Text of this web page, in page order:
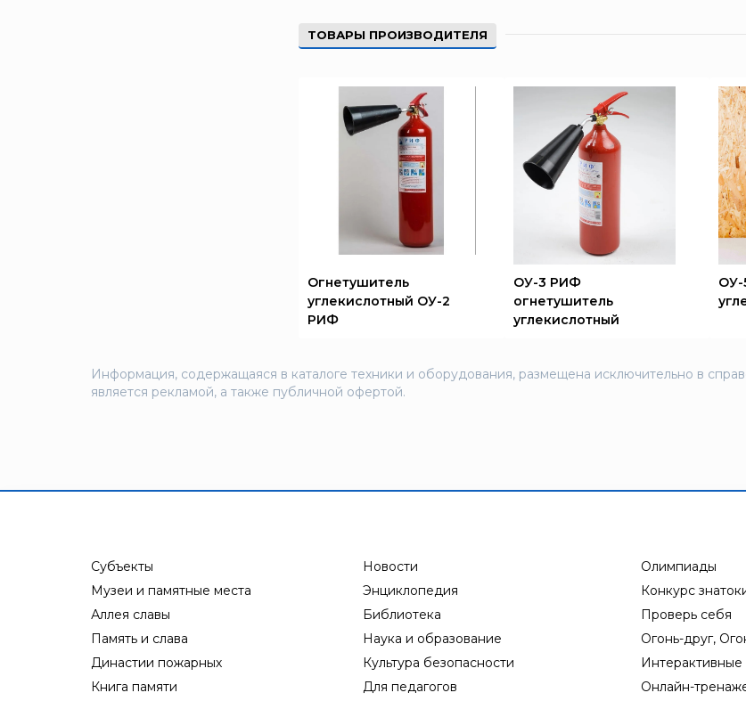
Прибор
Ратоборец
Сибирский Арсенал
Спектрон НПО
Спецавтоматика
Специнформатика-СИ
Спецприбор
СПИ
ТОВАРЫ ПРОИЗВОДИТЕЛЯ
Огнетушитель
углекислотный ОУ-2
РИФ
ОУ-3 РИФ
огнетушитель
углекислотный
ОУ-
Информация, содержащаяся в каталоге техники и оборудования, размещена исключительно в
является рекламой, а также публичной офертой.
Субъекты
Музеи и памятные места
Аллея славы
Память и слава
Династии пожарных
Книга памяти
Новости
Энциклопедия
Библиотека
Наука и образование
Культура безопасности
Для педагогов
Олимпиады
Конкурс
Проверь себя
Огонь-друг,
Интерактивные
Онлайн-